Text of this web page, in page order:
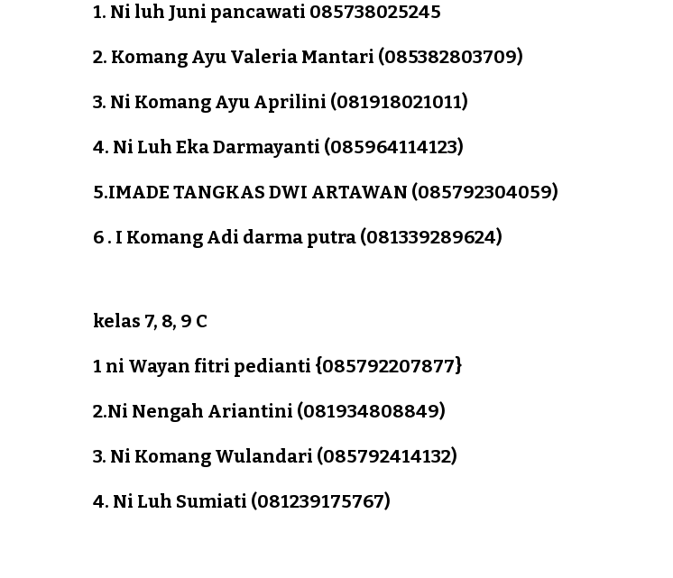
1. Ni luh Juni pancawati 085738025245
2. Komang Ayu Valeria Mantari (085382803709)
3. Ni Komang Ayu Aprilini (081918021011)
4. Ni Luh Eka Darmayanti (085964114123)
5.IMADE TANGKAS DWI ARTAWAN (085792304059)
6 . I Komang Adi darma putra (081339289624)
kelas 7, 8, 9 C
1 ni Wayan fitri pedianti {085792207877}
2.Ni Nengah Ariantini (081934808849)
3. Ni Komang Wulandari (085792414132)
4. Ni Luh Sumiati (081239175767)